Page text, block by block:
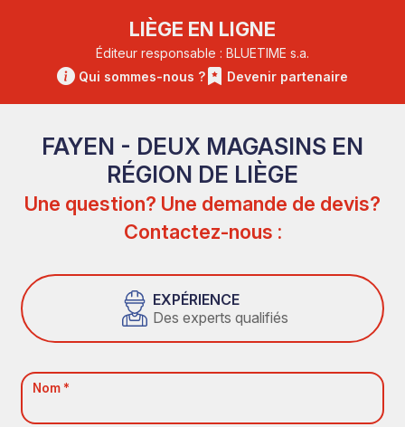
LIÈGE EN LIGNE
Éditeur responsable : BLUETIME s.a.
Qui sommes-nous ?
Devenir partenaire
FAYEN - DEUX MAGASINS EN
RÉGION DE LIÈGE
Une question? Une demande de devis?
Contactez-nous :
EXPÉRIENCE
Des experts qualifiés
Nom *